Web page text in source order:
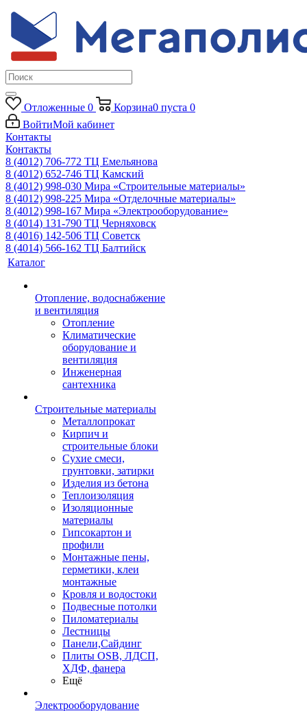
Отложенные 0 Корзина0 пуста 0
ВойтиМой кабинет
Контакты
Контакты
8 (4012) 706-772 ТЦ Емельянова
8 (4012) 652-746 ТЦ Камский
8 (4012) 998-030 Мира «Строительные материалы»
8 (4012) 998-225 Мира «Отделочные материалы»
8 (4012) 998-167 Мира «Электрооборудование»
8 (4014) 131-790 ТЦ Черняховск
8 (4016) 142-506 ТЦ Советск
8 (4014) 566-162 ТЦ Балтийск
Каталог
Отопление, водоснабжение
и вентиляция
Отопление
Климатические
оборудование и
вентиляция
Инженерная
сантехника
Строительные материалы
Металлопрокат
Кирпич и
строительные блоки
Сухие смеси,
грунтовки, затирки
Изделия из бетона
Теплоизоляция
Изоляционные
материалы
Гипсокартон и
профили
Монтажные пены,
герметики, клеи
монтажные
Кровля и водостоки
Подвесные потолки
Пиломатериалы
Лестницы
Панели,Сайдинг
Плиты OSB, ЛДСП,
ХДФ, фанера
Ещё
Электрооборудование